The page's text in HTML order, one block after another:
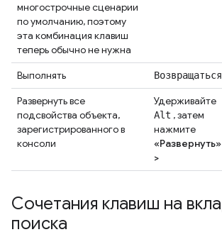
многострочные сценарии
по умолчанию, поэтому
эта комбинация клавиш
теперь обычно не нужна
Выполнять Возвращаться
Развернуть все
подсвойства объекта,
зарегистрированного в
консоли
Удерживайте
Alt , затем
нажмите
«Развернуть»
>
Сочетания клавиш на
поиска